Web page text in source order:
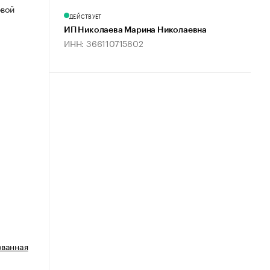
ДЕЙСТВУЕТ
ИП Николаева Марина Николаевна
ИНН: 366110715802